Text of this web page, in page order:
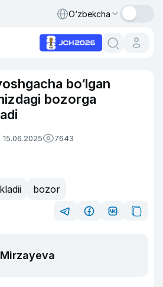
O‘zbekcha
bo‘lgan
bozorga
7643
bozor